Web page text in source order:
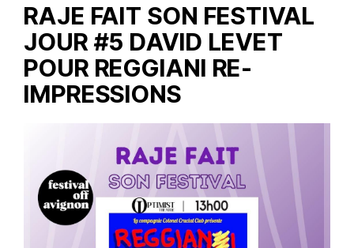
RAJE FAIT SON FESTIVAL
JOUR #5 DAVID LEVET
POUR REGGIANI RE-
IMPRESSIONS